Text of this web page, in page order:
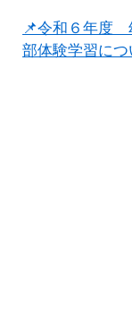
📌令和６年度
部体験学習につ